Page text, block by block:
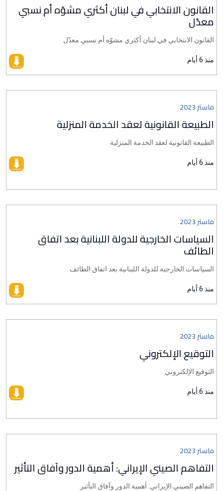
القانون الانتخابي في لبنان أكثري مشوّه أم نسبي
معدّل
القانون الانتخابي في لبنان أكثري مشوّه أم نسبي معدّل
منذ 6 أيام
ماستر 2023
الطبيعة القانونية لعقد الخدمة المنزلية
الطبيعة القانونية لعقد الخدمة المنزلية
منذ 6 أيام
ماستر 2023
السياسات الخارجية للدولة اللبنانية بعد اتفاق
الطائف
السياسات الخارجية للدولة اللبنانية بعد اتفاق الطائف
منذ 6 أيام
ماستر 2023
التوقيع الإلكتروني
التوقيع الإلكتروني
منذ 6 أيام
ماستر 2023
التفاهم الصيني الإيراني: أهمية الدور وآفاق التأثير
التفاهم الصيني الإيراني: أهمية الدور وآفاق التأثير